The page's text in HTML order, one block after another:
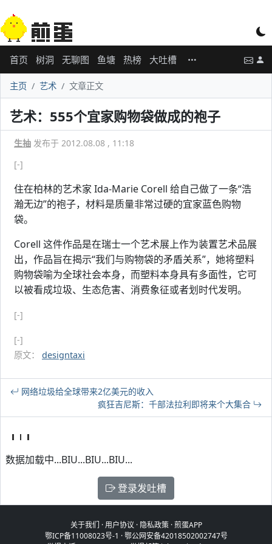
首页 树洞 无聊图 鱼塘 热榜 大吐槽
主页 艺术 文章正文
艺术：555个宜家购物袋做成的袍子
生抽 发布于 2012.08.08 , 11:18
[-]
住在柏林的艺术家 Ida-Marie Corell 给自己做了一条“浩
瀚无边”的袍子，材料是质量非常过硬的宜家蓝色购物
袋。
Corell 这件作品是在瑞士一个艺术展上作为装置艺术品展
出，作品旨在揭示“我们与购物袋的矛盾关系”，她将塑料
购物袋喻为全球社会本身，而塑料本身具有多面性，它可
以被看成垃圾、生态危害、消费象征或者划时代发明。
[-]
[-]
原文： designtaxi
网络垃圾给全球带来2亿美元的收入
疯狂吉尼斯：千部法拉利即将来个大集合
数据加载中...BIU...BIU...BIU...
登录发吐槽
关于我们 ·用户协议 · 隐私政策·煎蛋APP
鄂ICP备11008023号-1 ·鄂公网安备42018502002747号